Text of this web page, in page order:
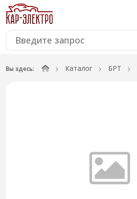
Вы здесь: Каталог БРТ